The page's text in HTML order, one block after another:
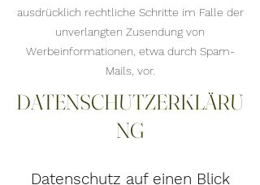
ausdrücklich rechtliche Schritte im Falle der
unverlangten Zusendung von
Werbeinformationen, etwa durch Spam-
Mails, vor.
DATENSCHUTZERKLÄRU
NG
Datenschutz auf einen Blick